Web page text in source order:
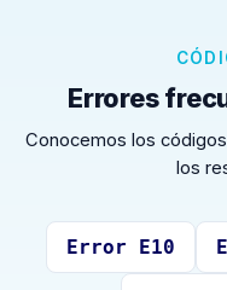
Errores
Conocemos los
los
Error E10